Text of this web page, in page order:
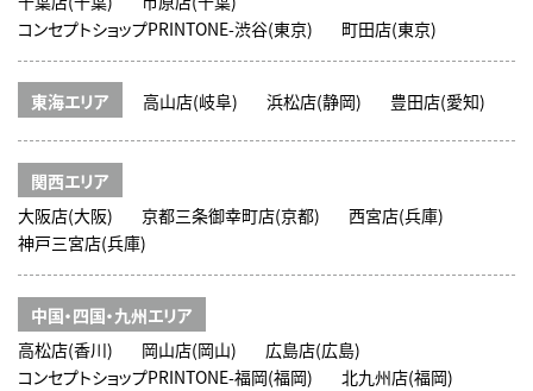
コンセプトショップPRINTONE-渋谷(東京)
町田店(東京)
東海エリア 高山店(岐阜) 浜松店(静岡) 豊田店(愛知)
関西エリア
大阪店(大阪)
京都三条御幸町店(京都)
西宮店(兵庫)
神戸三宮店(兵庫)
中国・四国・九州エリア
高松店(香川)
岡山店(岡山)
広島店(広島)
コンセプトショップPRINTONE-福岡(福岡)
北九州店(福岡)